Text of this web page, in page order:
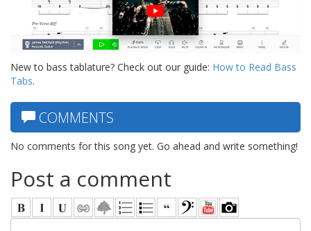
New to bass tablature? Check out our guide: How to Read Bass
Tabs.
COMMENTS
No comments for this song yet. Go ahead and write something!
Post a comment